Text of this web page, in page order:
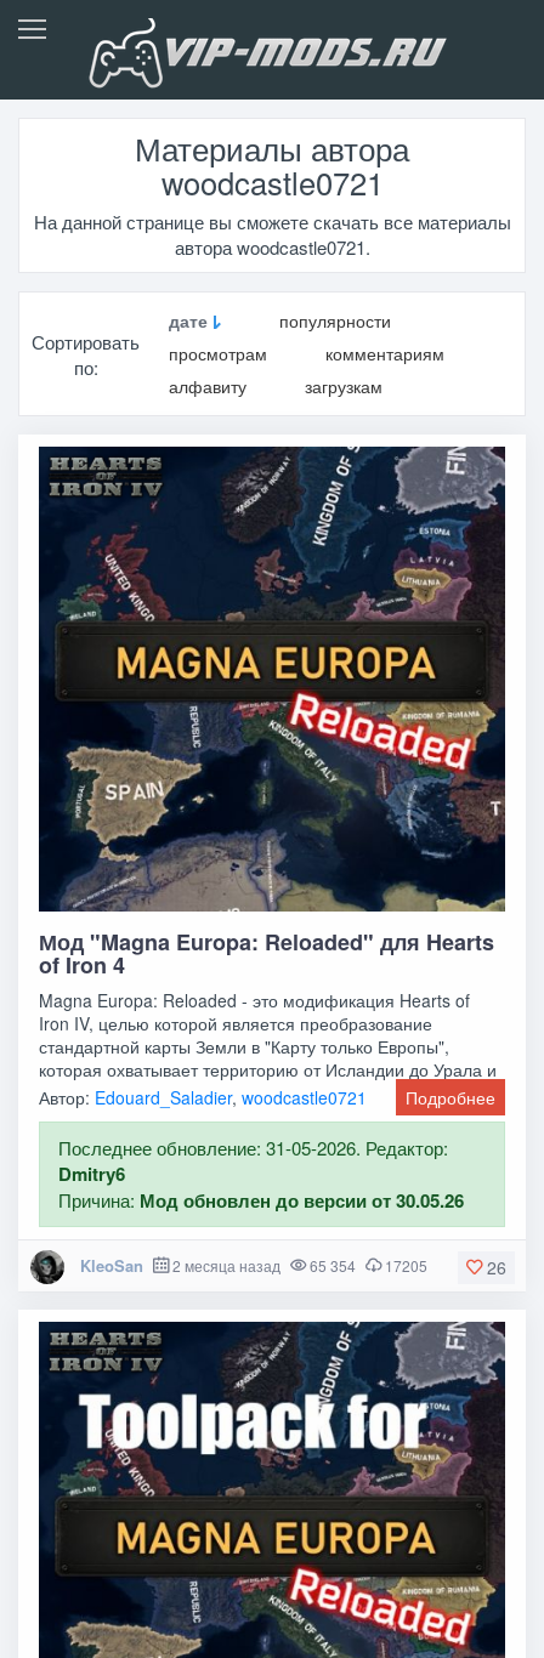
Материалы автора
woodcastle0721
На данной странице вы сможете скачать все материалы
автора woodcastle0721.
Сортировать
по:
дате
популярности
просмотрам
комментариям
алфавиту
загрузкам
Мод "Magna Europa: Reloaded" для Hearts
of Iron 4
Magna Europa: Reloaded - это модификация Hearts of
Iron IV, целью которой является преобразование
стандартной карты Земли в "Карту только Европы",
которая охватывает территорию от Исландии до Урала и
Автор: Edouard_Saladier,woodcastle0721 Подробнее
Последнее обновление: 31-05-2026. Редактор:
Dmitry6
Причина: Мод обновлен до версии от 30.05.26
26
KleoSan 2 месяца назад 65 354 17205